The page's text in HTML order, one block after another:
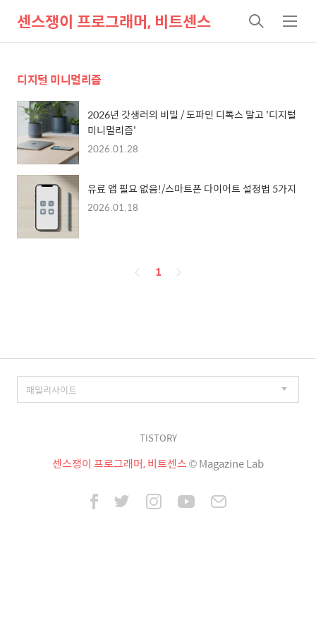
센스쟁이 프로그래머, 비트센스
검
색
메
뉴
디지털 미니멀리즘
2026년 갓생러의 비밀 / 도파민 디톡스 말고 '디지털
미니멀리즘'
2026.01.28
유료 앱 필요 없음!/스마트폰 다이어트 설정법 5가지
2026.01.18
페
1
TISTORY
센스쟁이 프로그래머, 비트센스© Magazine Lab